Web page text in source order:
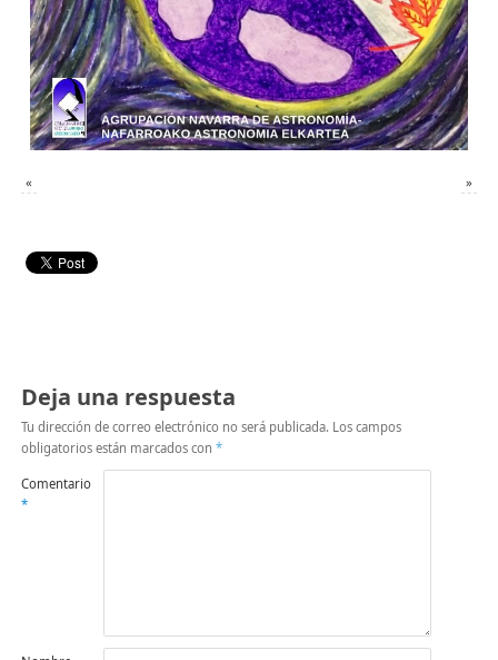
« »
Deja una respuesta
Tu dirección de correo electrónico no será publicada. Los campos
obligatorios están marcados con *
Comentario
*